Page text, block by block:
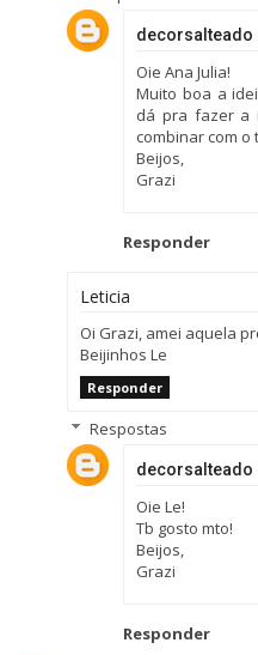
decorsalteado
Oie Ana Julia!
Muito boa a
dá pra fazer a
combinar com o
Beijos,
Grazi
Responder
Leticia
Oi Grazi, amei aquela
Beijinhos Le
Responder
Respostas
decorsalteado
Oie Le!
Tb gosto mto!
Beijos,
Grazi
Responder